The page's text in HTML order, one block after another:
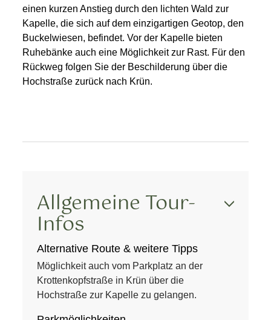
einen kurzen Anstieg durch den lichten Wald zur
Kapelle, die sich auf dem einzigartigen Geotop, den
Buckelwiesen, befindet. Vor der Kapelle bieten
Ruhebänke auch eine Möglichkeit zur Rast. Für den
Rückweg folgen Sie der Beschilderung über die
Hochstraße zurück nach Krün.
Allgemeine Tour-
Infos
Alternative Route & weitere Tipps
Möglichkeit auch vom Parkplatz an der
Krottenkopfstraße in Krün über die
Hochstraße zur Kapelle zu gelangen.